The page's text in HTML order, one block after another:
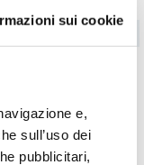
sui cookie
e,
sull’uso dei
pubblicitari,